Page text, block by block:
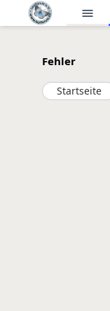
menu
Fehler
Startseite